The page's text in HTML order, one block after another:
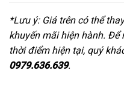
*Lưu ý: Giá trên có thể
khuyến mãi hiện hành.
thời điểm hiện tại, quý
0979.636.639.